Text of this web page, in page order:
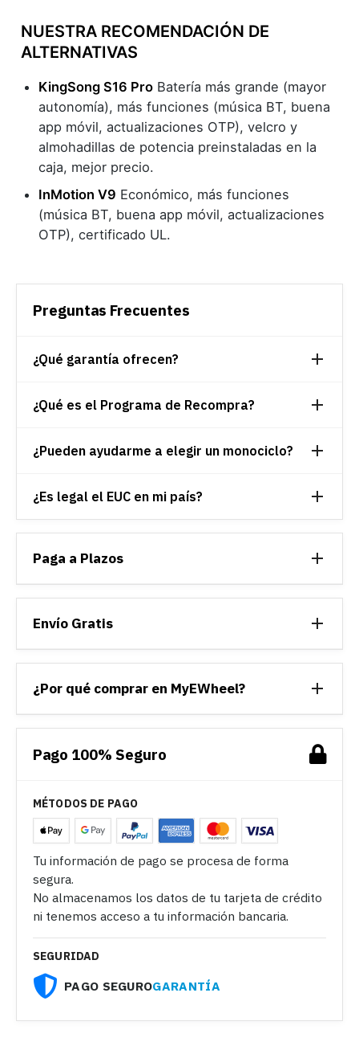
NUESTRA RECOMENDACIÓN DE
ALTERNATIVAS
KingSong S16 Pro Batería más grande (mayor
autonomía), más funciones (música BT, buena
app móvil, actualizaciones OTP), velcro y
almohadillas de potencia preinstaladas en la
caja, mejor precio.
InMotion V9 Económico, más funciones
(música BT, buena app móvil, actualizaciones
OTP), certificado UL.
Preguntas Frecuentes
¿Qué garantía ofrecen?
¿Qué es el Programa de Recompra?
¿Pueden ayudarme a elegir un monociclo?
¿Es legal el EUC en mi país?
Paga a Plazos
Envío Gratis
¿Por qué comprar en MyEWheel?
Pago 100% Seguro
MÉTODOS DE PAGO
Tu información de pago se procesa de forma
segura.
No almacenamos los datos de tu tarjeta de crédito
ni tenemos acceso a tu información bancaria.
SEGURIDAD
PAGO SEGUROGARANTÍA